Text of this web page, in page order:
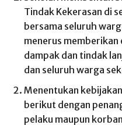
Tindak Kekerasan di
bersama seluruh
menerus
dampak dan tindak
dan seluruh warga
Menentukan
berikut dengan
pelaku maupun